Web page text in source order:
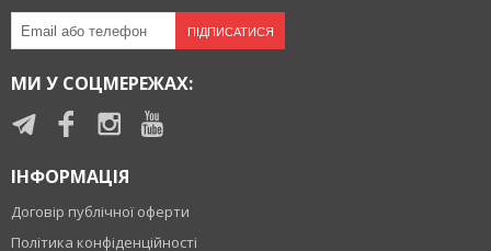
ПІДПИСАТИСЯ
МИ У СОЦМЕРЕЖАХ:
ІНФОРМАЦІЯ
Договір публічної оферти
Політика конфіденційності